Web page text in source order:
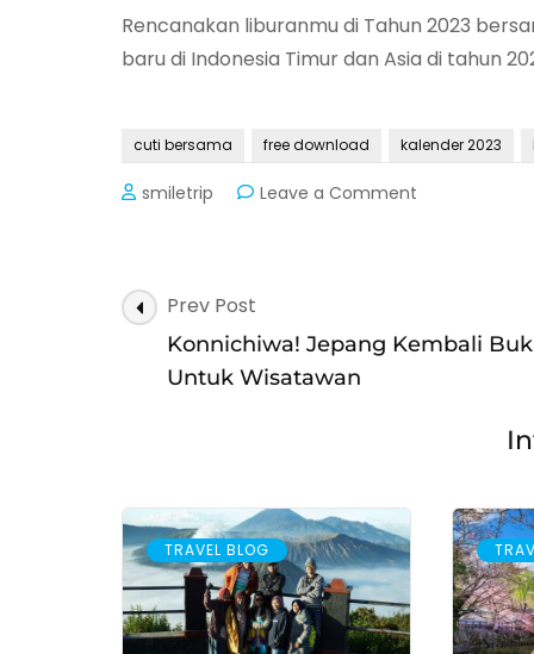
Rencanakan liburanmu di Tahun 2023
baru di Indonesia Timur dan Asia di tahun
cuti bersama free download kalender 2023
smiletrip Leave a Comment
dan
Post
Navigation
Prev Post
Konnichiwa! Jepang Kembali
Untuk Wisatawan
TRAVEL BLOG